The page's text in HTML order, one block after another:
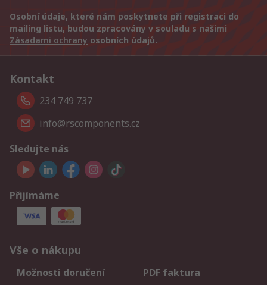
Osobní údaje, které nám poskytnete při registraci do
mailing listu, budou zpracovány v souladu s našimi
Zásadami ochrany osobních údajů.
Kontakt
234 749 737
info@rscomponents.cz
Sledujte nás
Přijímáme
Vše o nákupu
Možnosti doručení
PDF faktura